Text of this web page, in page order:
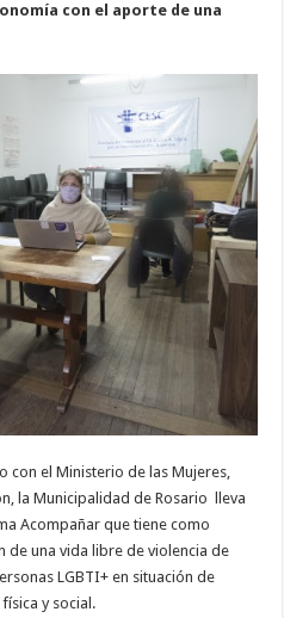
con el aporte de una
con el Ministerio de las Mujeres,
la Municipalidad de Rosario lleva
Acompañar que tiene como
una vida libre de violencia de
LGBTI+ en situación de
y social.